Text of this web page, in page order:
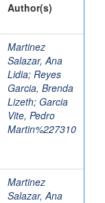
Author(s)
Martinez
Salazar, Ana
Lidia; Reyes
Garcia, Brenda
Lizeth; Garcia
Vite, Pedro
Martin%227310
Martinez
Salazar, Ana